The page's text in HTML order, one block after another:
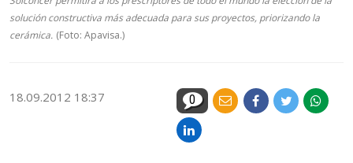
solución constructiva más adecuada para sus proyectos, priorizando la
cerámica. (Foto: Apavisa.)
18.09.2012 18:37 0